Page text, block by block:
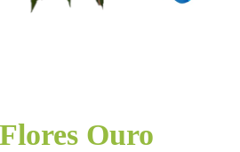
Ouro